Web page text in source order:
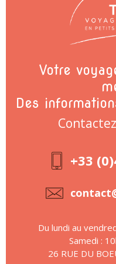
Votre
Des
+33
Du lundi au
Samedi :
26 RUE DU